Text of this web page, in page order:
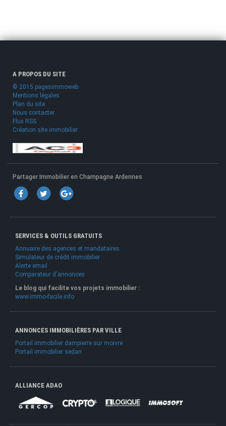
A PROPOS DU SITE
© 2015 pagesimmoweb
Mentions légales
Plan du site
Nous contacter
Flux RSS
Création site immobilier
Partager Immobilier en Champagne Ardennes
SERVICES & OUTILS GRATUITS
Annuaire des agences et mandataires
Simulateur de crédit immobilier
Alerte email
Comparateur d'annonces
Le blog qui facilite vos projets immobilier :
www.immo-facile.info
ANNONCES IMMOBILIÈRES PAR VILLE
Portail immobilier dampierre sur moivre
Portail immobilier sedan
ALLIANCE ADAO